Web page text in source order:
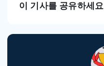
이 기사를 공유하세요